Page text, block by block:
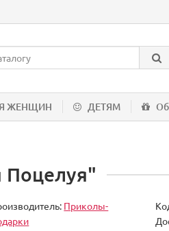
ЖЕНЩИН ДЕТЯМ
Поцелуя"
Приколы-